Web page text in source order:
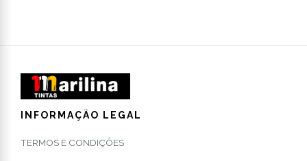
INFORMAÇÃO LEGAL
TERMOS E CONDIÇÕES